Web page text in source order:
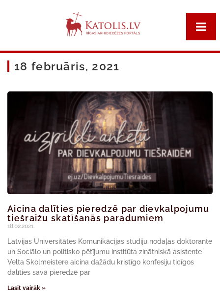
18 februāris, 2021
Aicina dalīties pieredzē par dievkalpojumu
tiešraižu skatīšanās paradumiem
18.02.2021.
Latvijas Universitātes Komunikācijas studiju nodaļas doktorante
un Sociālo un politisko pētījumu institūta zinātniskā asistente
Velta Skolmeistere aicina dažādu kristīgo konfesiju ticīgos
dalīties savā pieredzē par
Lasīt vairāk »